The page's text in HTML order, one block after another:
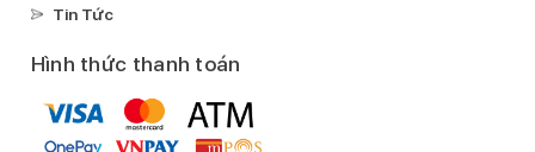
Trợ lý ảo:
Tương thích:Android, iOS, macOS, Windows.
Mic thoại:Có mic thoại.
Kích thước (tai nghe):Dài
Tin Tức
Hình thức thanh toán